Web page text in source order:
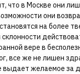
что в Москве они
они
на более
вере в
все же не лишен
выдает желаемое за